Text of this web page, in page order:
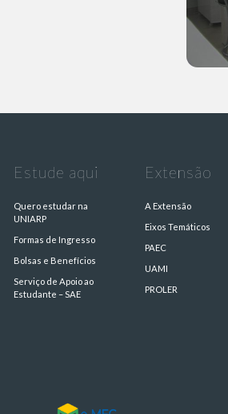
Estude aqui
Quero estudar na
UNIARP
Formas de Ingresso
Bolsas e Benefícios
Serviço de Apoio ao
Estudante – SAE
Extensão
A Extensão
Eixos Temáticos
PAEC
UAMI
PROLER